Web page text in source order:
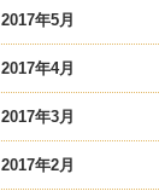
2017年5月
2017年4月
2017年3月
2017年2月